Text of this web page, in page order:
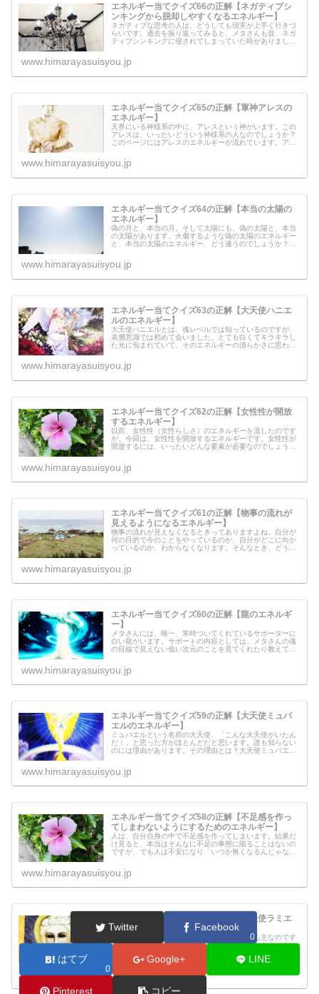
エネルギー当てクイズ66の正解【ネガティブシ
ンキングから脱却しやすくなるエネルギー】
ネガティブな思考の人は、どうしても現実が上手く行きづ
らいです。過去を振り返ってみると、メタさんも昔、ネガ
ティブシンキングに侵されてしまっていた時がありまし
なんとか現実をスムーズに動かすこと...
www.himarayasuisyou.jp
エネルギー当てクイズ65の正解【軍神アレスの
エネルギー】
天界にいる神様系の中に、アレスという神がいます。この
アレスは、いったいどういう神様系の人なのでしょうか？
このページにはアレスのエネルギーが流れています。アレ
ジもあるようです。
www.himarayasuisyou.jp
エネルギー当てクイズ64の正解【本当の太陽の
エネルギー】
偽の月と、本当の月。そして太陽にも、偽の太陽と、本当
の太陽があります。火傷するような偽の太陽のエネルギー
と、本当の太陽のエネルギー、どう違うのでしょうか？そ
www.himarayasuisyou.jp
エネルギー当てクイズ63の正解【大天使ハニエ
ルのエネルギー】
大天使ハニエルとは、魂レベルでは知っているのですが、
表層意識では初めて会いました。とても白くてキラキラし
た光に包まれていて、そのエネルギーの清らかさに思わず
メッセージもあるようです。上から...
www.himarayasuisyou.jp
エネルギー当てクイズ62の正解【女性性が開放
するエネルギー】
以前、女性性（女性らしさ）のエネルギーを流したのです
が、今回は、女性性を開放するエネルギーです。女性性が
開放するには、いったいどんな要素が必要なのでしょう
www.himarayasuisyou.jp
エネルギー当てクイズ61の正解【物事の流れが
見えるようになるエネルギー】
物事の流れが見えなくなるときってありますよね。自分が
何の目的で今のことをやっているのか、自分がどこに向か
っているのか、わからなくなります。そんなとき、どうす
www.himarayasuisyou.jp
エネルギー当てクイズ60の正解【龍のエネルギ
ー】
メタさんには、唯一、常時ついてくれているサポーターに
白い龍がいます。サポートの内容としては、メタさんの魂
の目線で見えない低い次元のことを見てくれたり教えてく
www.himarayasuisyou.jp
エネルギー当てクイズ59の正解【大天使ミュパ
エルのエネルギー】
ミュパエルという名前の大天使、「こんな大天使がいたん
だ！」と思った方がほとんどだと思います。誰も知らない
のには理由があります。その理由とは？大天使ミュパエル
www.himarayasuisyou.jp
エネルギー当てクイズ58の正解【不足感を作っ
てしまわないようにするためのエネルギー】
人は、自分自身の中で不足感を作ってしまいます。結果だ
け見ると、本当はそんなに不足の事態に陥ることはないの
ですが、でも人は不安になり「いつか無くなるんじゃない
www.himarayasuisyou.jp
エネルギー当てクイズ57の正解【大天使ラミエ
ルのエネルギー】
大天使は部隊のリーダー担うほどの実力の持ち主なのです
が、あまり有名ではない大天使もいます。その中の一人に
たいどういう天使なのでしょうか？ラミエルからのメッセ
www.himarayasuisyou.jp
Twitter Facebook
0
はてブ
0
Google+ LINE
Pinterest コピー